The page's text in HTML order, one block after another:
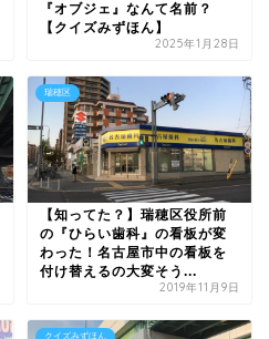
『オブジェ』なんて名前？
【クイズみずほん】
2025年1月28日
瑞穂区
【知ってた？】瑞穂区役所前
の『ひらい歯科』の看板が変
わった！名古屋市中の看板を
付け替えるの大変そう...
2019年11月9日
クイズみずほん